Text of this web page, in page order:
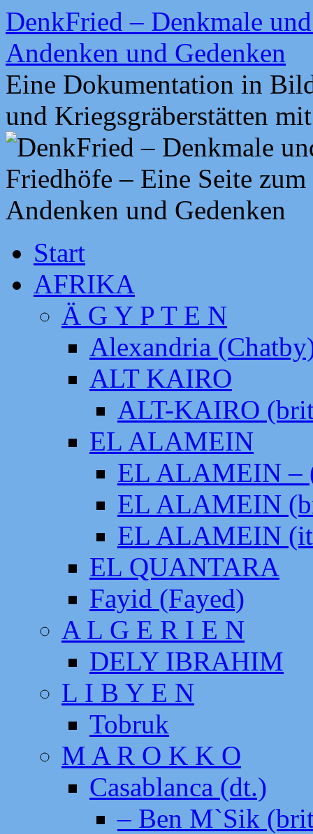
Zum
Inhalt
springen
DenkFried – Denkmale
Andenken und Gedenken
Eine Dokumentation in
und Kriegsgräberstätten
Start
AFRIKA
Ä G Y P T E N
Alexandria
ALT KAIRO
ALT-KAIRO
EL ALAMEIN
EL ALAMEIN –
EL ALAMEIN
EL ALAMEIN
EL QUANTARA
Fayid (Fayed)
A L G E R I E N
DELY IBRAHIM
L I B Y E N
Tobruk
M A R O K K O
Casablanca (dt.)
– Ben M`Sik